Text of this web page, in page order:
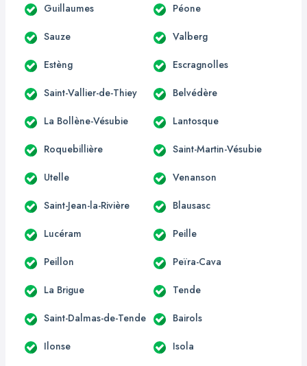
Guillaumes Péone
Sauze Valberg
Estèng Escragnolles
Saint-Vallier-de-Thiey Belvédère
La Bollène-Vésubie Lantosque
Roquebillière Saint-Martin-Vésubie
Utelle Venanson
Saint-Jean-la-Rivière Blausasc
Lucéram Peille
Peillon Peïra-Cava
La Brigue Tende
Saint-Dalmas-de-Tende Bairols
Ilonse Isola